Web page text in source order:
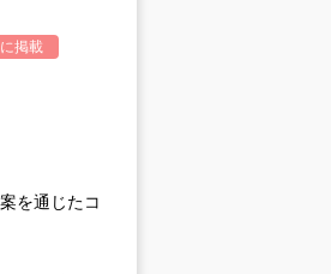
に掲載
を通じたコ